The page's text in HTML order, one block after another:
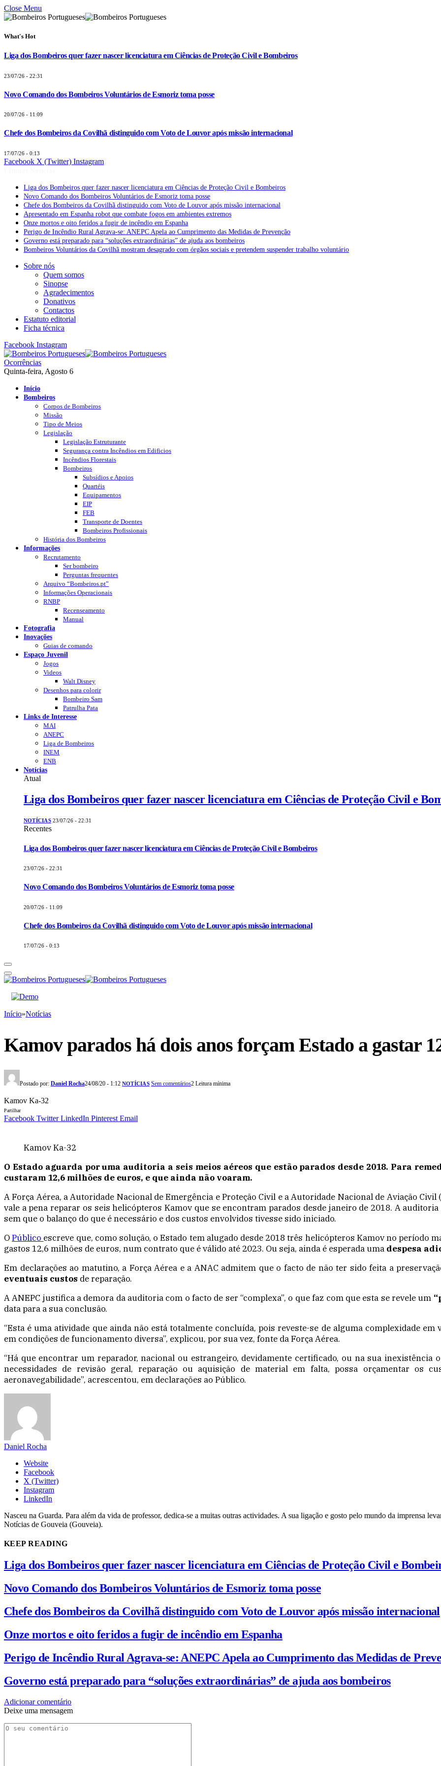
Close Menu
What's Hot
Liga dos Bombeiros quer fazer nascer licenciatura em Ciências de Proteção Civil e Bombeiros
23/07/26 - 22:31
Novo Comando dos Bombeiros Voluntários de Esmoriz toma posse
20/07/26 - 11:09
Chefe dos Bombeiros da Covilhã distinguido com Voto de Louvor após missão internacional
17/07/26 - 0:13
Facebook X (Twitter) Instagram
Liga dos Bombeiros quer fazer nascer licenciatura em Ciências de Proteção Civil e Bombeiros
Novo Comando dos Bombeiros Voluntários de Esmoriz toma posse
Chefe dos Bombeiros da Covilhã distinguido com Voto de Louvor após missão internacional
Apresentado em Espanha robot que combate fogos em ambientes extremos
Onze mortos e oito feridos a fugir de incêndio em Espanha
Perigo de Incêndio Rural Agrava-se: ANEPC Apela ao Cumprimento das Medidas de Prevenção
Governo está preparado para “soluções extraordinárias” de ajuda aos bombeiros
Bombeiros Voluntários da Covilhã mostram desagrado com órgãos sociais e pretendem suspender trabalho voluntário
Sobre nós
Quem somos
Sinopse
Agradecimentos
Donativos
Contactos
Estatuto editorial
Ficha técnica
Facebook Instagram
Ocorrências
Quinta-feira, Agosto 6
Início
Bombeiros
Corpos de Bombeiros
Missão
Tipo de Meios
Legislação
Legislação Estruturante
Segurança contra Incêndios em Edificios
Incêndios Florestais
Bombeiros
Subsídios e Apoios
Quartéis
Equipamentos
EIP
FEB
Transporte de Doentes
Bombeiros Profissionais
História dos Bombeiros
Informações
Recrutamento
Ser bombeiro
Perguntas frequentes
Arquivo “Bombeiros.pt”
Informações Operacionais
RNBP
Recenseamento
Manual
Fotografia
Inovações
Guias de comando
Espaço Juvenil
Jogos
Videos
Walt Disney
Desenhos para colorir
Bombeiro Sam
Patrulha Pata
Links de Interesse
MAI
ANEPC
Liga de Bombeiros
INEM
ENB
Notícias
Atual
Liga dos Bombeiros quer fazer nascer licenciatura em Ciências de Proteção Civil e
NOTÍCIAS 23/07/26 - 22:31
Recentes
Liga dos Bombeiros quer fazer nascer licenciatura em Ciências de Proteção Civil e Bombeiros
23/07/26 - 22:31
Novo Comando dos Bombeiros Voluntários de Esmoriz toma posse
20/07/26 - 11:09
Chefe dos Bombeiros da Covilhã distinguido com Voto de Louvor após missão internacional
17/07/26 - 0:13
Início»Notícias
Kamov parados há dois anos forçam Estado a gastar
Postado por: Daniel Rocha24/08/20 - 1:12 NOTÍCIAS Sem comentários2 Leitura mínima
Kamov Ka-32
Partilhar
Facebook Twitter LinkedIn Pinterest Email
Kamov Ka-32
O Estado aguarda por uma auditoria a seis meios aéreos que estão parados desde 2018. Para
custaram 12,6 milhões de euros, e que ainda não voaram.
A Força Aérea, a Autoridade Nacional de Emergência e Proteção Civil e a Autoridade Nacional de Aviação
vale a pena reparar os seis helicópteros Kamov que se encontram parados desde janeiro de 2018. A auditoria
sem que o balanço do que é necessário e dos custos envolvidos tivesse sido iniciado.
OPúblico escreve que, como solução, o Estado tem alugado desde 2018 três helicópteros Kamov no
gastos 12,6 milhões de euros, num contrato que é válido até 2023. Ou seja, ainda é esperada uma despesa
Em declarações ao matutino, a Força Aérea e a ANAC admitem que o facto de não ter sido feita a
eventuais custos de reparação.
A ANEPC justifica a demora da auditoria com o facto de ser “complexa”, o que faz com que esta se revele um
data para a sua conclusão.
“Esta é uma atividade que ainda não está totalmente concluída, pois reveste-se de alguma complexidade
em condições de funcionamento diversa”, explicou, por sua vez, fonte da Força Aérea.
“Há que encontrar um reparador, nacional ou estrangeiro, devidamente certificado, ou na sua inexistência
necessidades de revisão geral, reparação ou aquisição de material em falta, possa orçamentar os
aeronavegabilidade”, acrescentou, em declarações ao Público.
Daniel Rocha
Website
Facebook
X (Twitter)
Instagram
LinkedIn
Nasceu na Guarda. Para além da vida de professor, dedica-se a muitas outras actividades. A sua ligação e gosto pelo mundo da imprensa
Notícias de Gouveia (Gouveia).
KEEP READING
Liga dos Bombeiros quer fazer nascer licenciatura em Ciências de Proteção Civil e
Novo Comando dos Bombeiros Voluntários de Esmoriz toma posse
Chefe dos Bombeiros da Covilhã distinguido com Voto de Louvor após missão internacional
Onze mortos e oito feridos a fugir de incêndio em Espanha
Perigo de Incêndio Rural Agrava-se: ANEPC Apela ao Cumprimento das Medidas de
Governo está preparado para “soluções extraordinárias” de ajuda aos bombeiros
Adicionar comentário
Deixe uma mensagem